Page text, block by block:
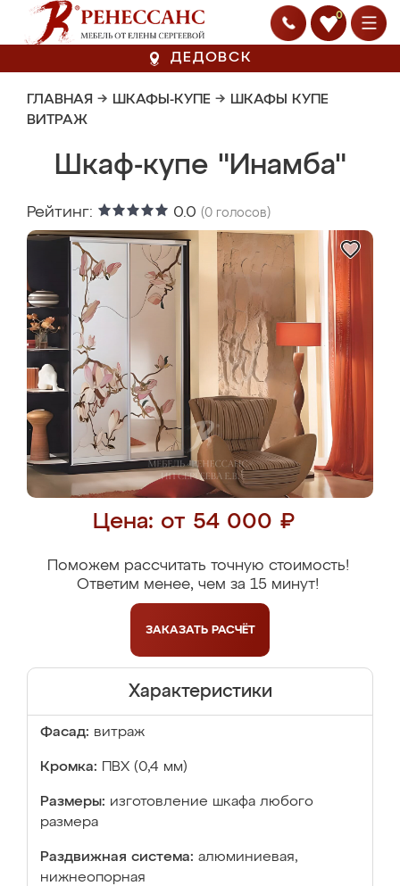
0
ДЕДОВСК
ГЛАВНАЯ → ШКАФЫ-КУПЕ → ШКАФЫ КУПЕ
ВИТРАЖ
Шкаф-купе "Инамба"
Рейтинг: 0.0 (0 голосов)
Цена: от 54 000 ₽
Поможем рассчитать точную стоимость!
Ответим менее, чем за 15 минут!
ЗАКАЗАТЬ РАСЧЁТ
Характеристики
Фасад: витраж
Кромка: ПВХ (0,4 мм)
Размеры: изготовление шкафа любого
размера
Раздвижная система: алюминиевая,
нижнеопорная